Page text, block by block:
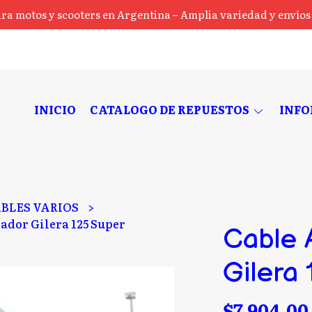
motos y scooters en Argentina – Amplia variedad y
INICIO CATALOGO DE REPUESTOS
VARIOS
Gilera 125 Super
Cable
Gilera